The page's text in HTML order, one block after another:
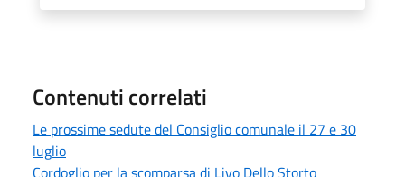
Contenuti correlati
Le prossime sedute del Consiglio comunale il 27 e 30
luglio
Cordoglio per la scomparsa di Livo Dello Storto